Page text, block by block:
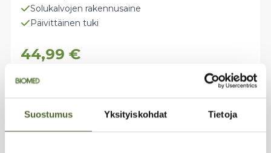
Suostumus Yksityiskohdat Tietoja
Solukalvojen rakennusaine
Päivittäinen tuki
44,99€